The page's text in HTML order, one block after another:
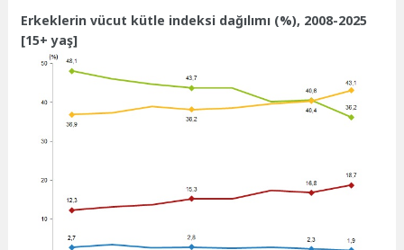
Erkeklerin vücut kütle indeksi dağılımı (%), 2008-2025
[15+ yaş]